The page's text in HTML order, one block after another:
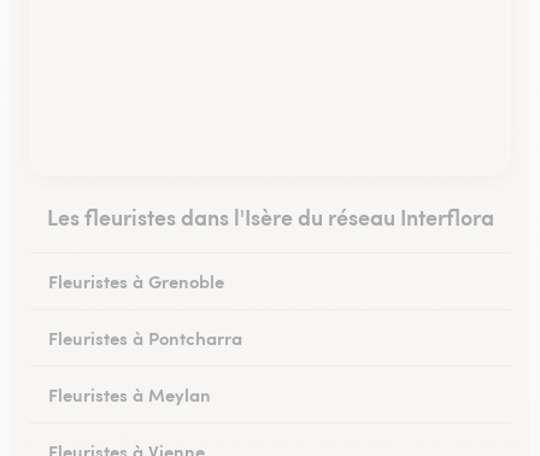
Les fleuristes dans l'Isère du réseau Interflora
Fleuristes à Grenoble
Fleuristes à Pontcharra
Fleuristes à Meylan
Fleuristes à Vienne